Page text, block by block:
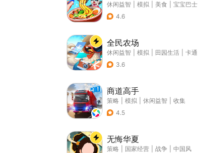
休闲益智 模拟 美食
宝宝巴士
4.6
全民农场
休闲益智 模拟 田园生活
卡通
3.6
商道高手
策略 模拟 休闲益智
收集
4.5
无悔华夏
策略 国家经营 战争
中国风